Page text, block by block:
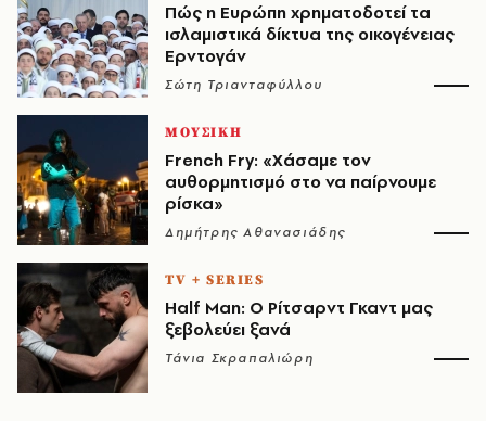
Πώς η Ευρώπη χρηματοδοτεί τα
ισλαμιστικά δίκτυα της οικογένειας
Ερντογάν
Σώτη Τριανταφύλλου
ΜΟΥΣΙΚΗ
French Fry: «Χάσαμε τον
αυθορμητισμό στο να παίρνουμε
ρίσκα»
Δημήτρης Αθανασιάδης
TV + SERIES
Half Man: Ο Ρίτσαρντ Γκαντ μας
ξεβολεύει ξανά
Τάνια Σκραπαλιώρη